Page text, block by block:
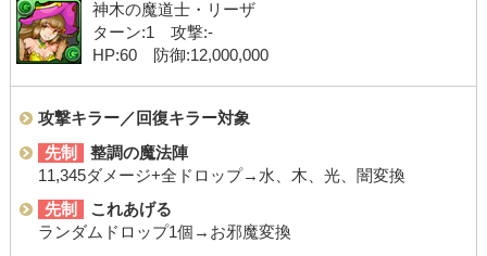
神木の魔道士・リーザ
ターン:1 攻撃:-
HP:60 防御:12,000,000
攻撃キラー／回復キラー対象
先制
整調の魔法陣
11,345ダメージ+全ドロップ→水、木、光、闇変換
先制
これあげる
ランダムドロップ1個→お邪魔変換